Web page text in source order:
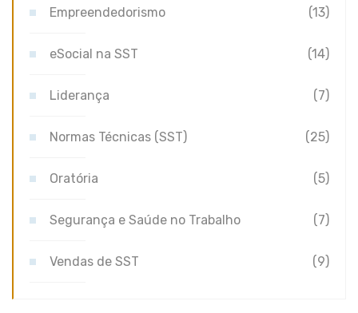
Empreendedorismo (13)
eSocial na SST (14)
Liderança (7)
Normas Técnicas (SST) (25)
Oratória (5)
Segurança e Saúde no Trabalho (7)
Vendas de SST (9)